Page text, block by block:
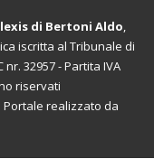
di Bertoni Aldo
iscritta al Tribunale di
32957 - Partita IVA
riservati
Portale realizzato da